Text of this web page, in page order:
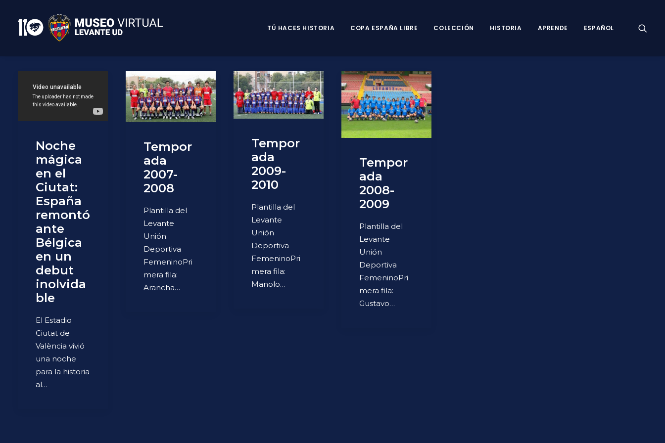
TÚ HACES HISTORIA COPA ESPAÑA LIBRE COLECCIÓN HISTORIA APRENDE ESPAÑOL
Noche
mágica
en el
Ciutat:
España
remontó
ante
Bélgica
en un
debut
inolvida
ble
El Estadio
Ciutat de
València vivió
una noche
para la historia
al…
Tempor
ada
2007-
2008
Plantilla del
Levante
Unión
Deportiva
FemeninoPri
mera fila:
Arancha…
Tempor
ada
2009-
2010
Plantilla del
Levante
Unión
Deportiva
FemeninoPri
mera fila:
Manolo…
Tempor
ada
2008-
2009
Plantilla del
Levante
Unión
Deportiva
FemeninoPri
mera fila:
Gustavo…